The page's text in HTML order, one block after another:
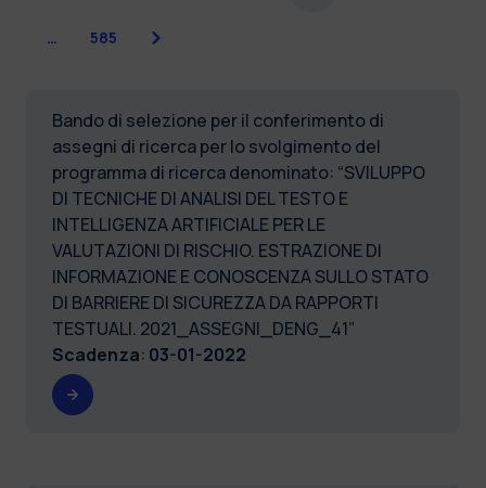
… 585 Successiva
Bando di selezione per il conferimento di
assegni di ricerca per lo svolgimento del
programma di ricerca denominato: “SVILUPPO
DI TECNICHE DI ANALISI DEL TESTO E
INTELLIGENZA ARTIFICIALE PER LE
VALUTAZIONI DI RISCHIO. ESTRAZIONE DI
INFORMAZIONE E CONOSCENZA SULLO STATO
DI BARRIERE DI SICUREZZA DA RAPPORTI
TESTUALI. 2021_ASSEGNI_DENG_41”
Scadenza: 03-01-2022